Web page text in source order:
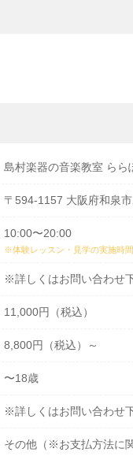
島村楽器の音楽教室 らら
〒594-1157 大阪府和泉
10:00〜20:00
※体験レッスン・見学の実施時間
※詳しくはお問い合わせ
11,000円（税込）
8,800円（税込）～
〜18歳
※詳しくはお問い合わせ
その他（※お支払方法に